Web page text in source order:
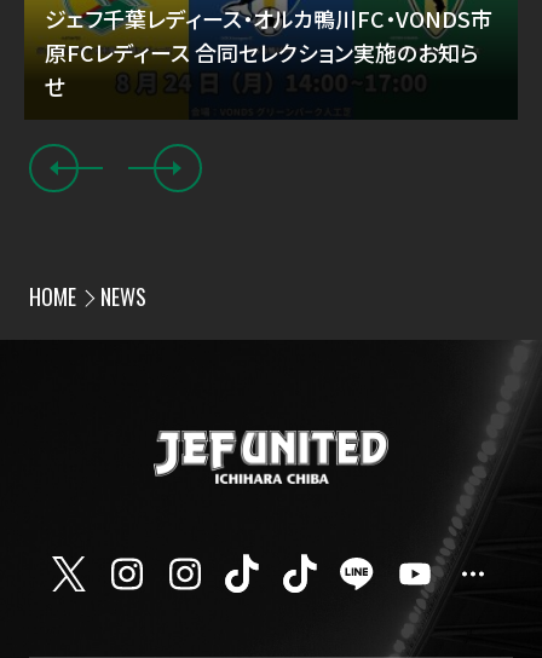
ジェフ千葉レディース・オルカ鴨川FC・VONDS市
原FCレディース 合同セレクション実施のお知ら
せ
HOME NEWS